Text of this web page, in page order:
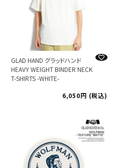
GLAD HAND グラッドハンド
HEAVY WEIGHT BINDER NECK
T-SHIRTS -WHITE-
6,050
税込